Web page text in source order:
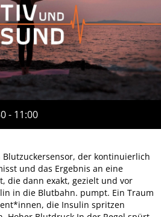
- 11:00
Blutzuckersensor, der kontinuierlich
und das Ergebnis an eine
die dann exakt, gezielt und vor
in die Blutbahn. pumpt. Ein Traum
die Insulin spritzen